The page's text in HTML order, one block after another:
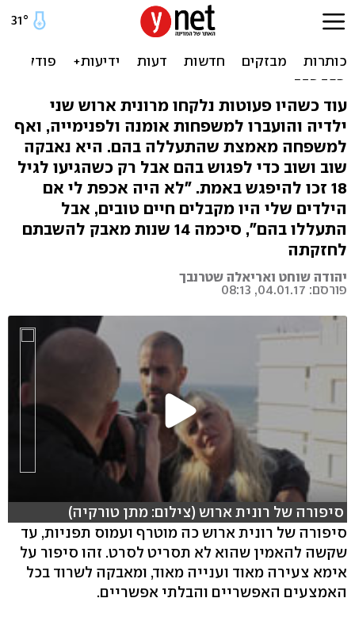
פגשה את ילדיה בתום שנים
של מאבק: "אמרו להם שאני
מתה"
עוד כשהיו פעוטות נלקחו מרונית ארוש שני
ילדיה והועברו למשפחות אומנה ולפנימייה, ואף
למשפחה מאמצת שהתעללה בהם. היא נאבקה
שוב ושוב כדי לפגוש בהם אבל רק כשהגיעו לגיל
18 זכו להיפגש באמת. "לא היה אכפת לי אם
הילדים שלי היו מקבלים חיים טובים, אבל
התעללו בהם", סיכמה 14 שנות מאבק להשבתם
לחזקתה
יהודה שוחט ואריאלה שטרנבך
פורסם: 04.01.17, 08:13
סיפורה של רונית ארוש (צילום: מתן טורקיה)
סיפורה של רונית ארוש כה מוטרף ועמוס תפניות, עד
שקשה להאמין שהוא לא תסריט לסרט. זהו סיפור על
אימא צעירה מאוד וענייה מאוד, ומאבקה לשרוד בכל
האמצעים האפשריים והבלתי אפשריים.